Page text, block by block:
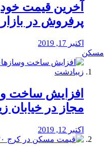
آخرین قیمت
پرفروش در بازار
اکتبر 17, 2019
مسکن
افزایش ساخت
مجاز در خیابان
اکتبر 12, 2019